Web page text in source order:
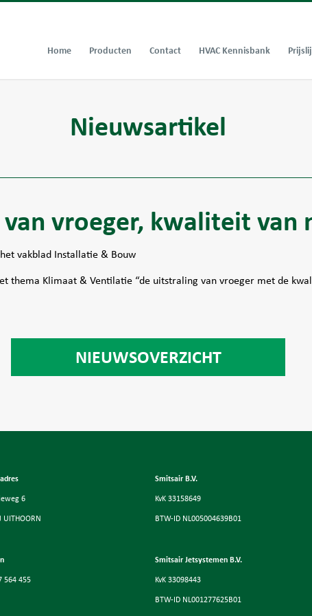
Home Producten Contact HVAC Kennisbank
Nieuwsartikel
vroeger, kwaliteit van
vakblad Installatie & Bouw
thema Klimaat & Ventilatie “de uitstraling van vroeger met de
NIEUWSOVERZICHT
6
UITHOORN
564 455
Smitsair B.V.
KvK 33158649
BTW-ID NL005004639B01
Smitsair Jetsystemen B.V.
KvK 33098443
BTW-ID NL001277625B01